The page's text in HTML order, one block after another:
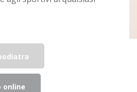
online
dedicata allo studio